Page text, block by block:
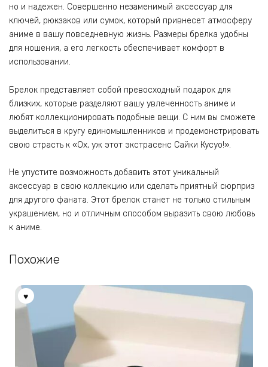
но и надежен. Совершенно незаменимый аксессуар для
ключей, рюкзаков или сумок, который привнесет атмосферу
аниме в вашу повседневную жизнь. Размеры брелка удобны
для ношения, а его легкость обеспечивает комфорт в
использовании.
Брелок представляет собой превосходный подарок для
близких, которые разделяют вашу увлеченность аниме и
любят коллекционировать подобные вещи. С ним вы сможете
выделиться в кругу единомышленников и продемонстрировать
свою страсть к «Ох, уж этот экстрасенс Сайки Кусуо!».
Не упустите возможность добавить этот уникальный
аксессуар в свою коллекцию или сделать приятный сюрприз
для другого фаната. Этот брелок станет не только стильным
украшением, но и отличным способом выразить свою любовь
к аниме.
Похожие